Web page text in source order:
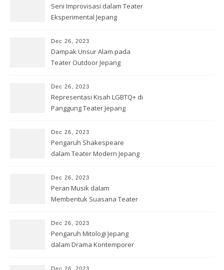
Seni Improvisasi dalam Teater
Eksperimental Jepang
Dec 26, 2023
Dampak Unsur Alam pada
Teater Outdoor Jepang
Dec 26, 2023
Representasi Kisah LGBTQ+ di
Panggung Teater Jepang
Dec 26, 2023
Pengaruh Shakespeare
dalam Teater Modern Jepang
Dec 26, 2023
Peran Musik dalam
Membentuk Suasana Teater
Dec 26, 2023
Pengaruh Mitologi Jepang
dalam Drama Kontemporer
Dec 26, 2023